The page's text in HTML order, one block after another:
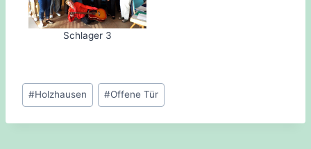
Schlager 3
Schlagworte:
#Holzhausen #Offene Tür